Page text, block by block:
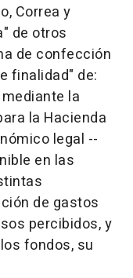
Correa y
de otros
de confección
finalidad" de:
la
la Hacienda
legal --
en las
de gastos
percibidos, y
fondos, su